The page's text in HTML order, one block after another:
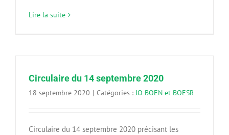
Lire la suite
Circulaire du 14 septembre 2020
18 septembre 2020 | Catégories : JO BOEN et BOESR
Circulaire du 14 septembre 2020 précisant les